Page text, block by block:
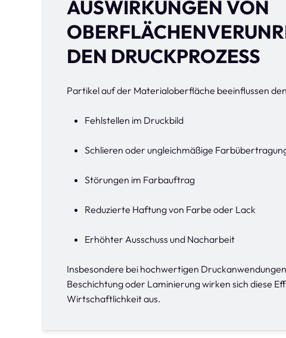
AUSWIRKUNGEN VON
DEN DRUCKPROZESS
Partikel auf der Materialoberfläche beeinflussen
Fehlstellen im Druckbild
Schlieren oder ungleichmäßige
Störungen im Farbauftrag
Reduzierte Haftung von Farbe oder Lack
Erhöhter Ausschuss und Nacharbeit
Insbesondere bei hochwertigen
Beschichtung oder Laminierung wirken sich diese
Wirtschaftlichkeit aus.